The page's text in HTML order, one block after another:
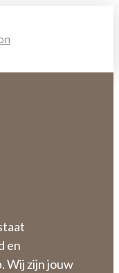
en
Wij zijn jouw